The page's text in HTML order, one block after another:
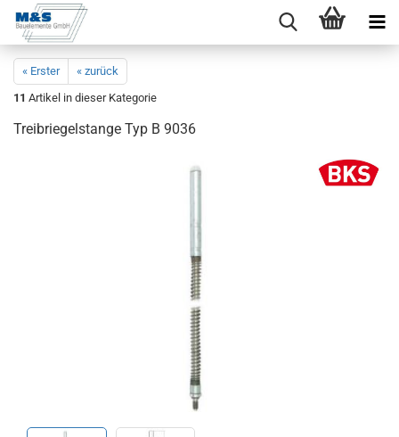
« Erster
« zurück
11 Artikel in dieser Kategorie
Trei­brie­gel­stan­ge Typ B 9036